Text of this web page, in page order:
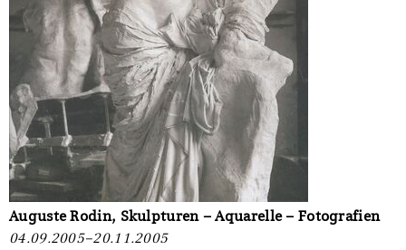
Auguste Rodin, Skulpturen – Aquarelle – Fotografien
04.09.2005–20.11.2005